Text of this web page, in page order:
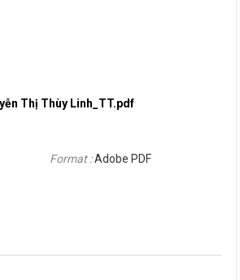
Thị Thùy Linh_TT.pdf
Format :Adobe PDF